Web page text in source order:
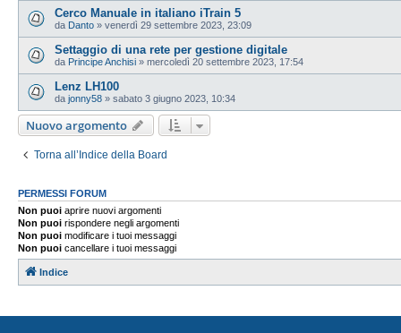
Cerco Manuale in italiano iTrain 5
da Danto » venerdì 29 settembre 2023, 23:09
Settaggio di una rete per gestione digitale
da Principe Anchisi » mercoledì 20 settembre 2023, 17:54
Lenz LH100
da jonny58 » sabato 3 giugno 2023, 10:34
Nuovo argomento
Torna all’Indice della Board
PERMESSI FORUM
Non puoi aprire nuovi argomenti
Non puoi rispondere negli argomenti
Non puoi modificare i tuoi messaggi
Non puoi cancellare i tuoi messaggi
Indice